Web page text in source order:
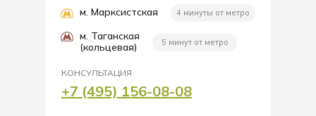
КОНСУЛЬТАЦИЯ
+7 (495) 156-08-08
4 минуты от метро
5 минут от метро
м. Марксистская
м. Таганская
(кольцевая)